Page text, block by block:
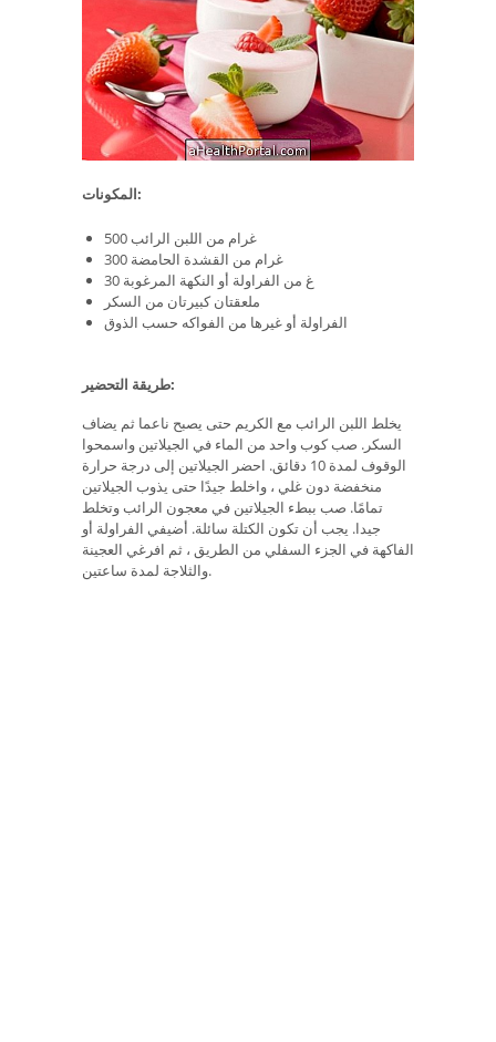
المكونات:
500 غرام من اللبن الرائب
300 غرام من القشدة الحامضة
30 غ من الفراولة أو النكهة المرغوبة
ملعقتان كبيرتان من السكر
الفراولة أو غيرها من الفواكه حسب الذوق
طريقة التحضير:
يخلط اللبن الرائب مع الكريم حتى يصبح ناعما ثم يضاف
السكر. صب كوب واحد من الماء في الجيلاتين واسمحوا
الوقوف لمدة 10 دقائق. احضر الجيلاتين إلى درجة حرارة
منخفضة دون غلي ، واخلط جيدًا حتى يذوب الجيلاتين
تمامًا. صب ببطء الجيلاتين في معجون الرائب وتخلط
جيدا. يجب أن تكون الكتلة سائلة. أضيفي الفراولة أو
الفاكهة في الجزء السفلي من الطريق ، ثم افرغي العجينة
والثلاجة لمدة ساعتين.